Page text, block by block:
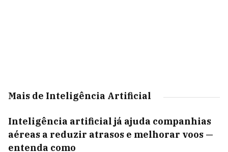
Mais de Inteligência Artificial
Inteligência artificial já ajuda companhias
aéreas a reduzir atrasos e melhorar voos —
entenda como